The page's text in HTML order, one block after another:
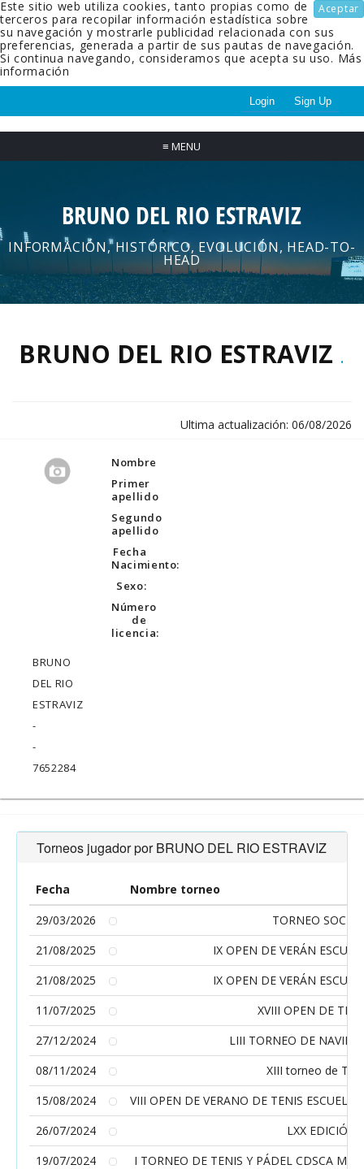
Aceptar
Este sitio web utiliza cookies, tanto propias como de
terceros para recopilar información estadística sobre
su navegación y mostrarle publicidad relacionada con sus
preferencias, generada a partir de sus pautas de navegación.
Si continua navegando, consideramos que acepta su uso. Más
información
Login Sign Up
≡ MENU
BRUNO DEL RIO ESTRAVIZ
INFORMACIÓN, HISTÓRICO, EVOLUCIÓN, HEAD-TO-
HEAD
BRUNO DEL RIO ESTRAVIZ .
Ultima actualización: 06/08/2026
Nombre
Primer
apellido
Segundo
apellido
Fecha
Nacimiento:
Sexo:
Número
de
licencia:
BRUNO
DEL RIO
ESTRAVIZ
-
-
7652284
Torneos jugador por BRUNO DEL RIO ESTRAVIZ
Fecha
Nombre torneo
29/03/2026
TORNEO
21/08/2025
IX OPEN DE VERÁN
21/08/2025
IX OPEN DE VERÁN
11/07/2025
XVIII OPEN DE
27/12/2024
LIII TORNEO DE
08/11/2024
XIII torneo de
15/08/2024
VIII OPEN DE VERANO DE TENIS ESCUELA
26/07/2024
LXX EDICIÓN
19/07/2024
I TORNEO DE TENIS Y PÁDEL CDSCA